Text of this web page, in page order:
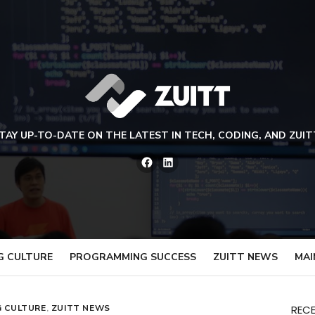
UP-TO-DATE ON THE LATEST IN TECH, CODING, AND
Facebook
LinkedIn
CULTURE PROGRAMMING SUCCESS ZUITT NEWS
CULTURE, ZUITT NEWS